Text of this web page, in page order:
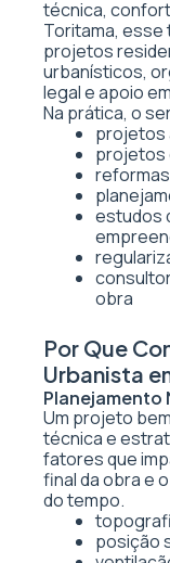
técnica,
Toritama, esse
projetos
urbanísticos,
legal e apoio
Na prática, o
projetos
projetos
estudos
obra
Por Que
Urbanista
Planejamento
Um projeto
técnica e
fatores que
final da obra e
do tempo.
posição